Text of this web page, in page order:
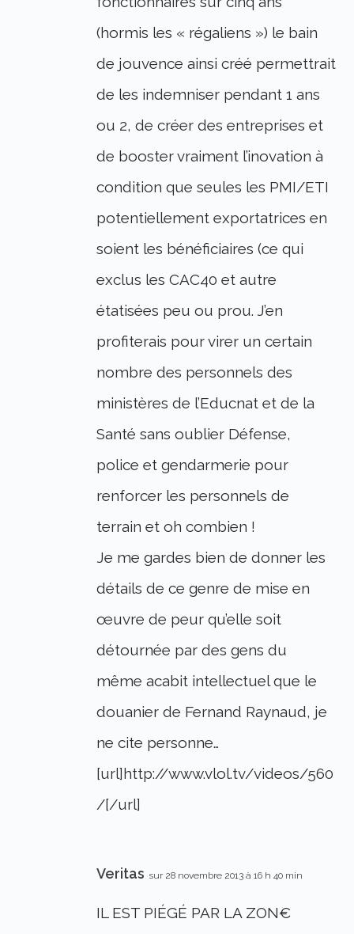
(hormis les « régaliens ») le bain
de jouvence ainsi créé permettrait
de les indemniser pendant 1 ans
ou 2, de créer des entreprises et
de booster vraiment l’inovation à
condition que seules les PMI/ETI
potentiellement exportatrices en
soient les bénéficiaires (ce qui
exclus les CAC40 et autre
étatisées peu ou prou. J’en
profiterais pour virer un certain
nombre des personnels des
ministères de l’Educnat et de la
Santé sans oublier Défense,
police et gendarmerie pour
renforcer les personnels de
terrain et oh combien !
Je me gardes bien de donner les
détails de ce genre de mise en
œuvre de peur qu’elle soit
détournée par des gens du
même acabit intellectuel que le
douanier de Fernand Raynaud, je
ne cite personne…
[url]http://www.vlol.tv/videos/560
/[/url]
Veritas sur 28 novembre 2013 à 16 h 40 min
IL EST PIÉGÉ PAR LA ZON€